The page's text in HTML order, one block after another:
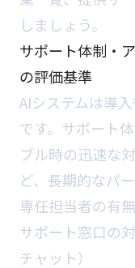
しましょう。
サポート体制・
の評価基準
AIシステムは導
です。サポート
ブル時の迅速な
ど、長期的なパ
専任担当者の有無
サポート窓口の
チャット）